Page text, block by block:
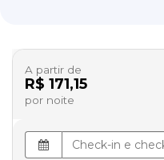
A partir de
R$ 171,15
por noite